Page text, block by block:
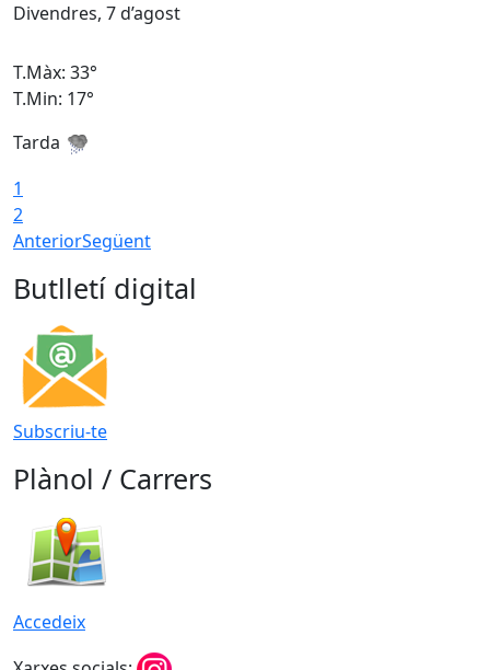
Divendres, 7 d’agost
T.Màx: 33°
T.Min: 17°
Tarda
1
2
AnteriorSegüent
Butlletí digital
Subscriu-te
Plànol / Carrers
Accedeix